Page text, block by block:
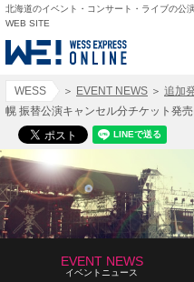
北海道のイベント・コンサート・ライブの公
WEB SITE
WESS ＞ EVENT NEWS ＞ 追加
幌 振替公演キャンセル分チケット発
EVENT NEWS
イベントニュース